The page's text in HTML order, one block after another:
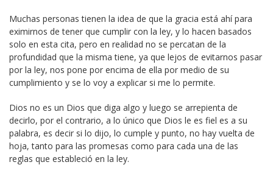
Muchas personas tienen la idea de que la gracia está ahí para
eximirnos de tener que cumplir con la ley, y lo hacen basados
solo en esta cita, pero en realidad no se percatan de la
profundidad que la misma tiene, ya que lejos de evitarnos pasar
por la ley, nos pone por encima de ella por medio de su
cumplimiento y se lo voy a explicar si me lo permite.
Dios no es un Dios que diga algo y luego se arrepienta de
decirlo, por el contrario, a lo único que Dios le es fiel es a su
palabra, es decir si lo dijo, lo cumple y punto, no hay vuelta de
hoja, tanto para las promesas como para cada una de las
reglas que estableció en la ley.